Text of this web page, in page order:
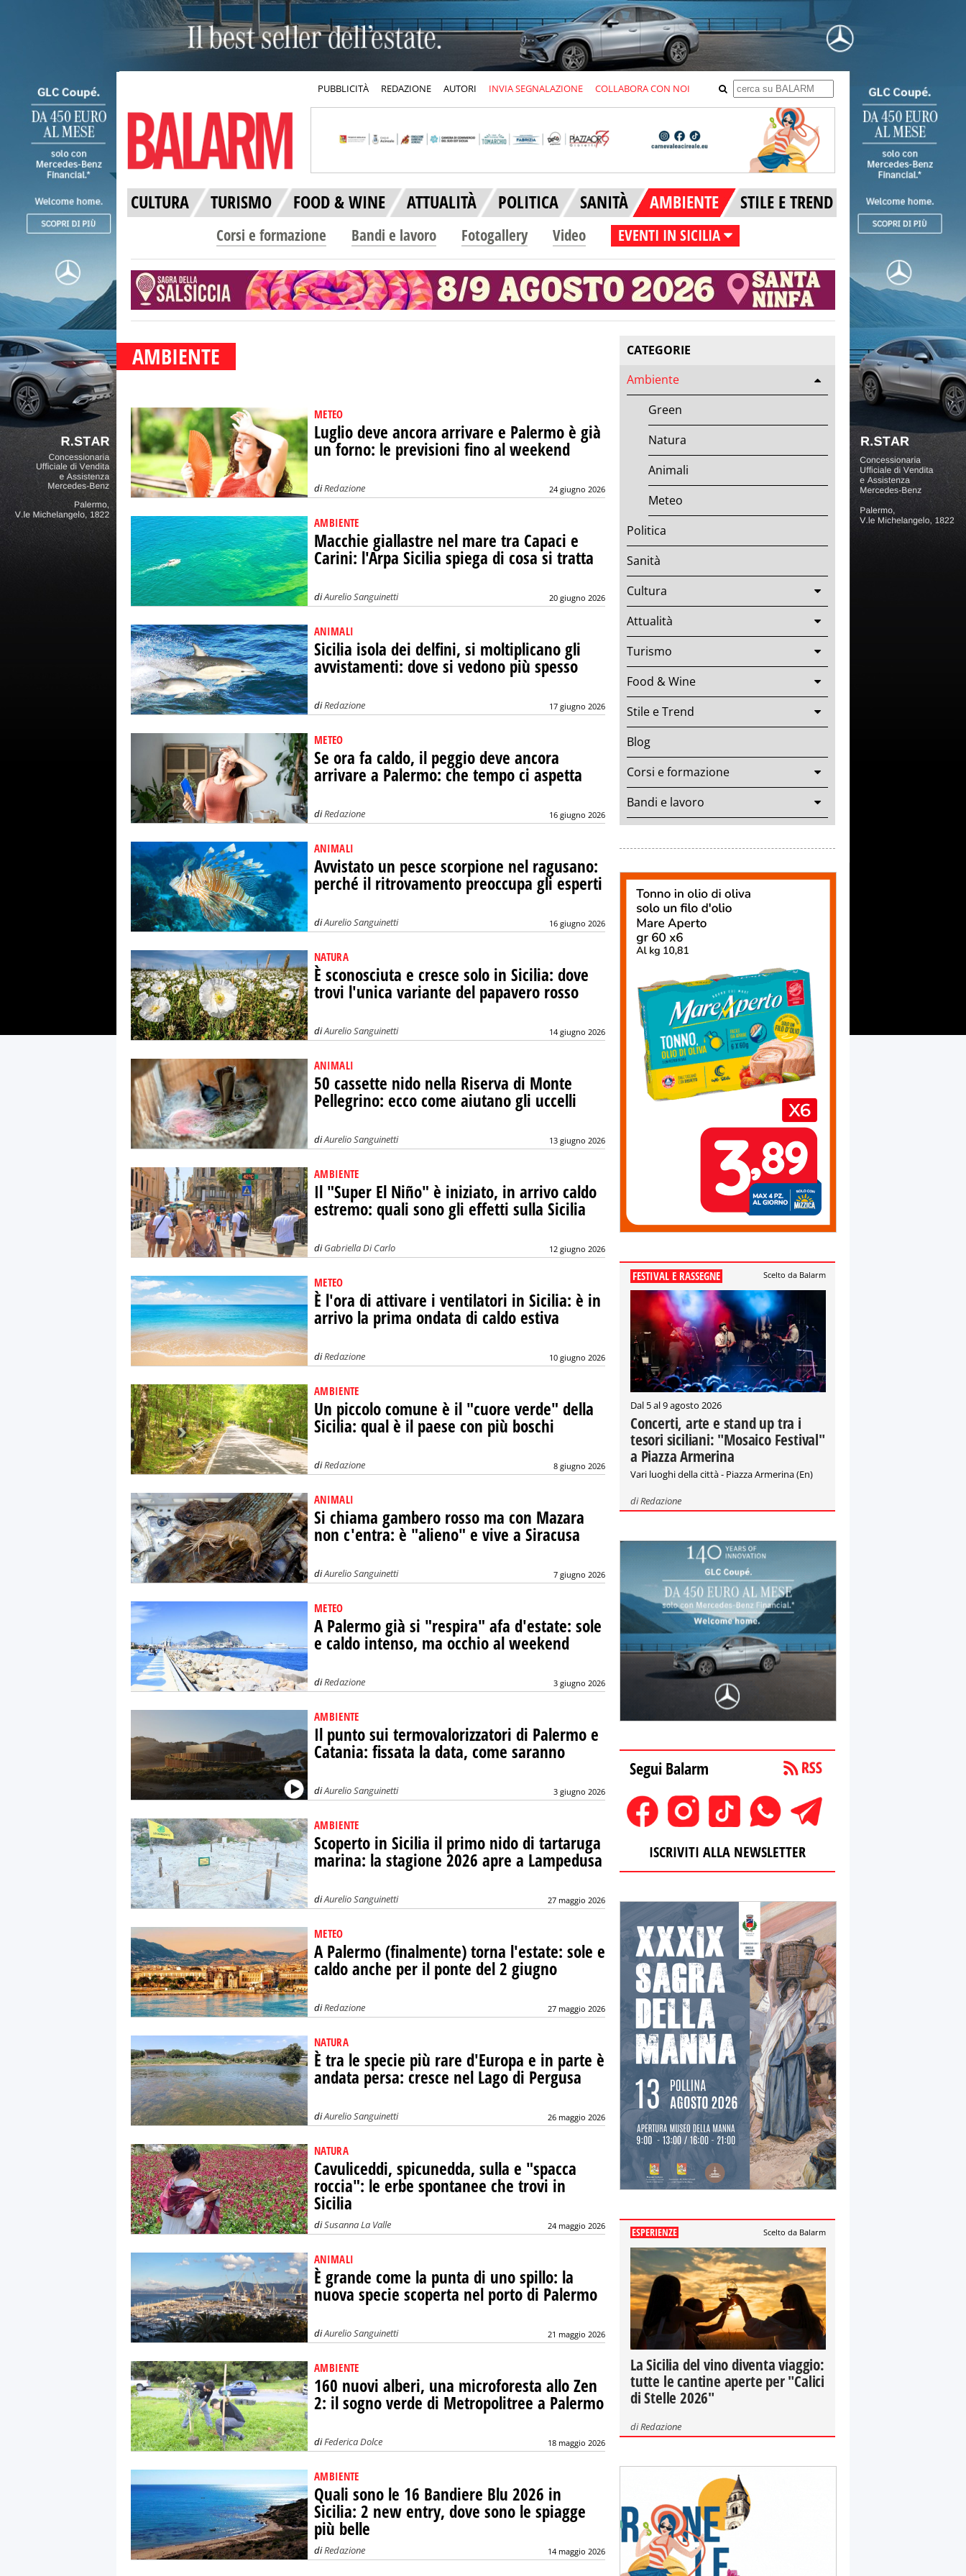
PUBBLICITÀ REDAZIONE AUTORI INVIA SEGNALAZIONE COLLABORA CON NOI
CULTURA TURISMO FOOD & WINE ATTUALITÀ POLITICA SANITÀ AMBIENTE STILE E TREND
Corsi e formazione Bandi e lavoro Fotogallery Video EVENTI IN SICILIA
AMBIENTE
METEO
Luglio deve ancora arrivare e Palermo è già
un forno: le previsioni fino al weekend
diRedazione 24 giugno 2026
AMBIENTE
Macchie giallastre nel mare tra Capaci e
Carini: l'Arpa Sicilia spiega di cosa si tratta
diAurelio Sanguinetti 20 giugno 2026
ANIMALI
Sicilia isola dei delfini, si moltiplicano gli
avvistamenti: dove si vedono più spesso
diRedazione 17 giugno 2026
METEO
Se ora fa caldo, il peggio deve ancora
arrivare a Palermo: che tempo ci aspetta
diRedazione 16 giugno 2026
ANIMALI
Avvistato un pesce scorpione nel ragusano:
perché il ritrovamento preoccupa gli esperti
diAurelio Sanguinetti 16 giugno 2026
NATURA
È sconosciuta e cresce solo in Sicilia: dove
trovi l'unica variante del papavero rosso
diAurelio Sanguinetti 14 giugno 2026
ANIMALI
50 cassette nido nella Riserva di Monte
Pellegrino: ecco come aiutano gli uccelli
diAurelio Sanguinetti 13 giugno 2026
AMBIENTE
Il "Super El Niño" è iniziato, in arrivo caldo
estremo: quali sono gli effetti sulla Sicilia
diGabriella Di Carlo 12 giugno 2026
METEO
È l'ora di attivare i ventilatori in Sicilia: è in
arrivo la prima ondata di caldo estiva
diRedazione 10 giugno 2026
AMBIENTE
Un piccolo comune è il "cuore verde" della
Sicilia: qual è il paese con più boschi
diRedazione 8 giugno 2026
ANIMALI
Si chiama gambero rosso ma con Mazara
non c'entra: è "alieno" e vive a Siracusa
diAurelio Sanguinetti 7 giugno 2026
METEO
A Palermo già si "respira" afa d'estate: sole
e caldo intenso, ma occhio al weekend
diRedazione 3 giugno 2026
AMBIENTE
Il punto sui termovalorizzatori di Palermo e
Catania: fissata la data, come saranno
diAurelio Sanguinetti 3 giugno 2026
AMBIENTE
Scoperto in Sicilia il primo nido di tartaruga
marina: la stagione 2026 apre a Lampedusa
diAurelio Sanguinetti 27 maggio 2026
METEO
A Palermo (finalmente) torna l'estate: sole e
caldo anche per il ponte del 2 giugno
diRedazione 27 maggio 2026
NATURA
È tra le specie più rare d'Europa e in parte è
andata persa: cresce nel Lago di Pergusa
diAurelio Sanguinetti 26 maggio 2026
NATURA
Cavuliceddi, spicunedda, sulla e "spacca
roccia": le erbe spontanee che trovi in
Sicilia
diSusanna La Valle 24 maggio 2026
ANIMALI
È grande come la punta di uno spillo: la
nuova specie scoperta nel porto di Palermo
diAurelio Sanguinetti 21 maggio 2026
AMBIENTE
160 nuovi alberi, una microforesta allo Zen
2: il sogno verde di Metropolitree a Palermo
diFederica Dolce 18 maggio 2026
AMBIENTE
Quali sono le 16 Bandiere Blu 2026 in
Sicilia: 2 new entry, dove sono le spiagge
più belle
diRedazione 14 maggio 2026
CATEGORIE
Ambiente
Green
Natura
Animali
Meteo
Politica
Sanità
Cultura
Attualità
Turismo
Food & Wine
Stile e Trend
Blog
Corsi e formazione
Bandi e lavoro
FESTIVAL E RASSEGNE Scelto da Balarm
Dal 5 al 9 agosto 2026
Concerti, arte e stand up tra i
tesori siciliani: "Mosaico Festival"
a Piazza Armerina
Vari luoghi della città - Piazza Armerina (En)
diRedazione
Segui Balarm
ISCRIVITI ALLA NEWSLETTER
ESPERIENZE Scelto da Balarm
La Sicilia del vino diventa viaggio:
tutte le cantine aperte per "Calici
di Stelle 2026"
diRedazione